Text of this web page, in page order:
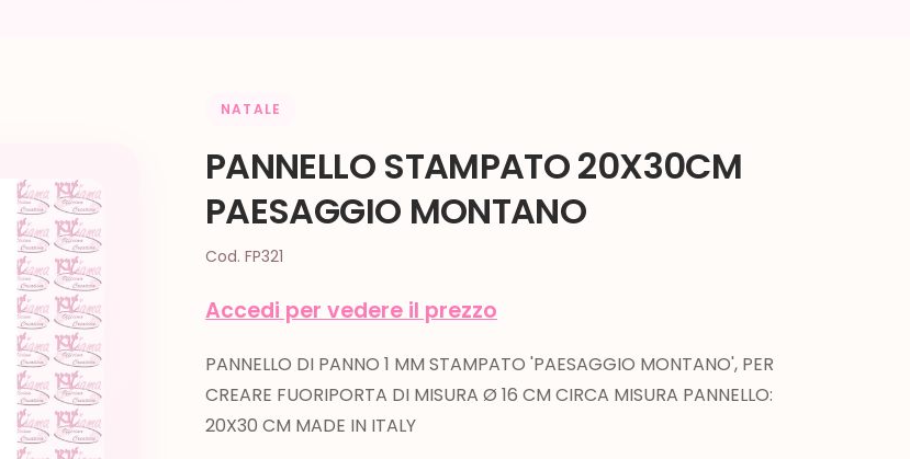
NATALE
PANNELLO STAMPATO 20X30CM
PAESAGGIO MONTANO
Cod. FP321
Accedi per vedere il prezzo
PANNELLO DI PANNO 1 MM STAMPATO 'PAESAGGIO MONTANO', PER
CREARE FUORIPORTA DI MISURA Ø 16 CM CIRCA MISURA PANNELLO:
20X30 CM MADE IN ITALY